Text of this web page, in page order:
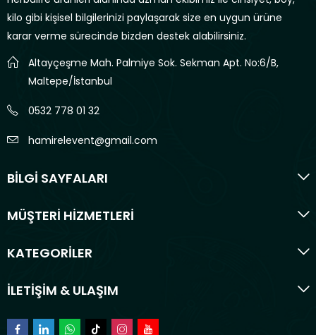
kilo gibi kişisel bilgilerinizi paylaşarak size en uygun ürüne
karar verme sürecinde bizden destek alabilirsiniz.
Altayçeşme Mah. Palmiye Sok. Sekman Apt. No:6/B,
Maltepe/İstanbul
0532 778 01 32
hamirelevent@gmail.com
BİLGİ SAYFALARI
MÜŞTERİ HİZMETLERİ
KATEGORİLER
İLETİŞİM & ULAŞIM